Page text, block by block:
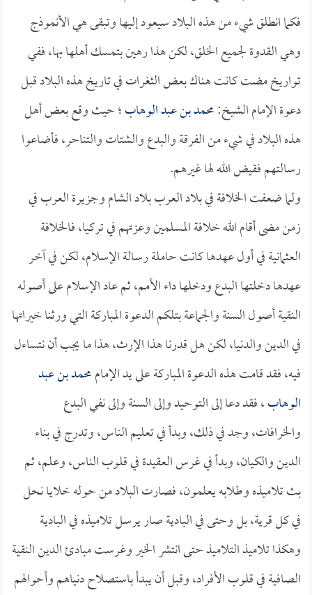
فكما انطلق شيء من هذه البلاد سيعود إليها وتبقى هي الأنموذج
وهي القدوة لجميع الخلق، لكن هذا رهين بتمسك أهلها بها، ففي
تواريخ مضت كانت هناك بعض الثغرات في تاريخ هذه البلاد قبل
دعوة الإمام الشيخ:محمد بن عبد الوهاب؛ حيث وقع بعض أهل
هذه البلاد في شيء من الفرقة والبدع والشتات والتناحر، فأضاعوا
رسالتهم فقيض الله لها غيرهم.
ولما ضعفت الخلافة في بلاد العرب بلاد الشام وجزيرة العرب في
زمن مضى أقام الله خلافة المسلمين وعزتهم في تركيا، فالخلافة
العثمانية في أول عهدها كانت حاملة رسالة الإسلام، لكن في آخر
عهدها دخلتها البدع ودخلها داء الأمم، ثم عاد الإسلام على أصوله
النقية أصول السنة والجماعة بتلكم الدعوة المباركة التي ورثنا خيراتها
في الدين والدنيا، لكن هل قدرنا هذا الإرث، هذا ما يجب أن نتساءل
فيه، فقد قامت هذه الدعوة المباركة على يد الإماممحمد بن عبد
الوهاب، فقد دعا إلى التوحيد وإلى السنة وإلى نفي البدع
والخرافات، وجد في ذلك، وبدأ في تعليم الناس، وتدرج في بناء
الدين والكيان، وبدأ في غرس العقيدة في قلوب الناس، وعلم، ثم
بث تلاميذه وطلابه يعلمون، فصارت البلاد من حوله خلايا نحل
في كل قرية، بل وحتى في البادية صار يرسل تلاميذه في البادية
وهكذا تلاميذ التلاميذ حتى انتشر الخير وغرست مبادئ الدين النقية
الصافية في قلوب الأفراد، وقبل أن يبدأ باستصلاح دنياهم وأحوالهم